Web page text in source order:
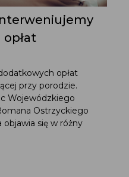
opłat
przy porodzie.
Wojewódzkiego
Ostrzyckiego
objawia się w różny